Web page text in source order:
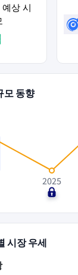
예상 시
모 동향
2025
$0
시장 우세